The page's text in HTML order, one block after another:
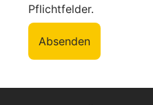
Pflichtfelder.
Absenden